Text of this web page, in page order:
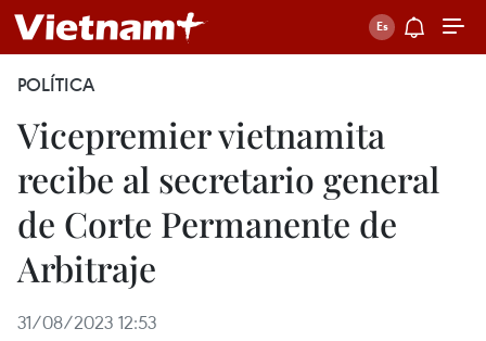
POLÍTICA
Vicepremier vietnamita
recibe al secretario general
de Corte Permanente de
Arbitraje
31/08/2023 12:53